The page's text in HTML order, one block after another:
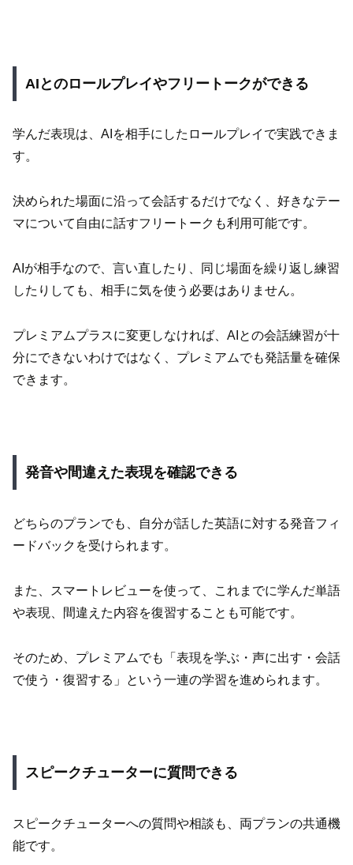
AIとのロールプレイやフリートークができる
学んだ表現は、AIを相手にしたロールプレイで実践できま
す。
決められた場面に沿って会話するだけでなく、好きなテー
マについて自由に話すフリートークも利用可能です。
AIが相手なので、言い直したり、同じ場面を繰り返し練習
したりしても、相手に気を使う必要はありません。
プレミアムプラスに変更しなければ、AIとの会話練習が十
分にできないわけではなく、プレミアムでも発話量を確保
できます。
発音や間違えた表現を確認できる
どちらのプランでも、自分が話した英語に対する発音フィ
ードバックを受けられます。
また、スマートレビューを使って、これまでに学んだ単語
や表現、間違えた内容を復習することも可能です。
そのため、プレミアムでも「表現を学ぶ・声に出す・会話
で使う・復習する」という一連の学習を進められます。
スピークチューターに質問できる
スピークチューターへの質問や相談も、両プランの共通機
能です。